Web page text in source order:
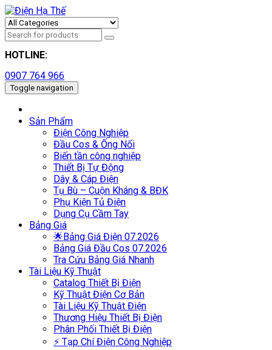
HOTLINE:
0907 764 966
Toggle navigation
Sản Phẩm
Điện Công Nghiệp
Đầu Cos & Ống Nối
Biến tần công nghiệp
Thiết Bị Tự Động
Dây & Cáp Điện
Tụ Bù – Cuộn Kháng & BĐK
Phụ Kiện Tủ Điện
Dụng Cụ Cầm Tay
Bảng Giá
🌟Bảng Giá Điện 07.2026
Bảng Giá Đầu Cos 07.2026
Tra Cứu Bảng Giá Nhanh
Tài Liệu Kỹ Thuật
Catalog Thiết Bị Điện
Kỹ Thuật Điện Cơ Bản
Tài Liệu Kỹ Thuật Điện
Thương Hiệu Thiết Bị Điện
Phân Phối Thiết Bị Điện
⚡ Tạp Chí Điện Công Nghiệp